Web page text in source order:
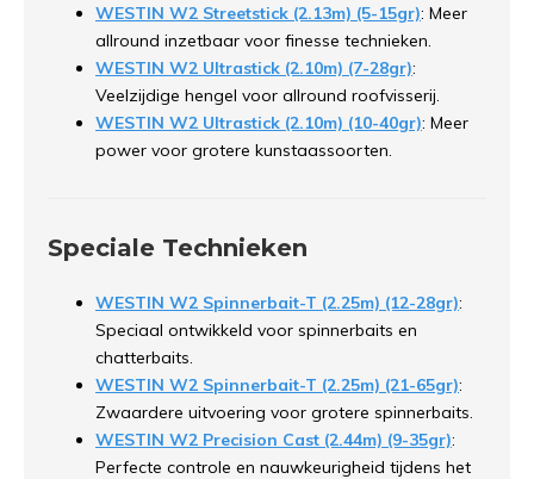
WESTIN W2 Streetstick (2.13m) (5-15gr): Meer
allround inzetbaar voor finesse technieken.
WESTIN W2 Ultrastick (2.10m) (7-28gr):
Veelzijdige hengel voor allround roofvisserij.
WESTIN W2 Ultrastick (2.10m) (10-40gr): Meer
power voor grotere kunstaassoorten.
Speciale Technieken
WESTIN W2 Spinnerbait-T (2.25m) (12-28gr):
Speciaal ontwikkeld voor spinnerbaits en
chatterbaits.
WESTIN W2 Spinnerbait-T (2.25m) (21-65gr):
Zwaardere uitvoering voor grotere spinnerbaits.
WESTIN W2 Precision Cast (2.44m) (9-35gr):
Perfecte controle en nauwkeurigheid tijdens het